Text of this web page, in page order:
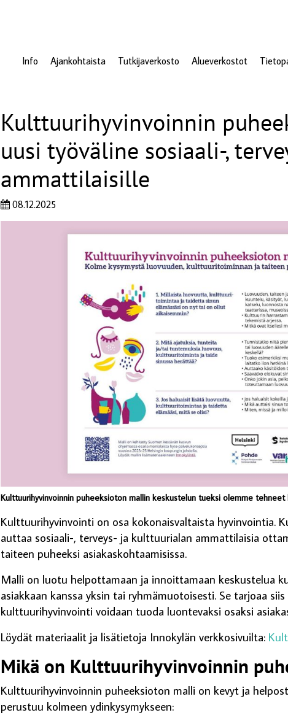
Info Ajankohtaista Tutkijaverkosto Alueverkostot
Kulttuurihyvinvoinnin
uusi työväline sosiaali-,
ammattilaisille
08.12.2025
Kulttuurihyvinvoinnin puheeksioton mallin keskustelun tueksi olemme
Kulttuurihyvinvointi on osa kokonaisvaltaista hyvinvointia.
auttaa sosiaali-, terveys- ja kulttuurialan ammattilaisia
taiteen puheeksi asiakaskohtaamisissa.
Malli on luotu helpottamaan ja innoittamaan keskustelua
asiakkaan kanssa yksin tai ryhmämuotoisesti. Se tarjoaa
kulttuurihyvinvointi voidaan tuoda luontevaksi osaksi
Löydät materiaalit ja lisätietoja Innokylän verkkosivuilta:
Mikä on Kulttuurihyvinvoinnin
Kulttuurihyvinvoinnin puheeksioton malli on kevyt ja
perustuu kolmeen ydinkysymykseen: